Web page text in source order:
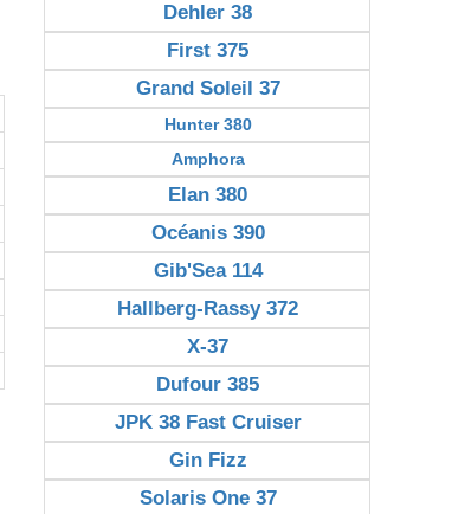
Dehler 38
First 375
Grand Soleil 37
Hunter 380
Amphora
Elan 380
Océanis 390
Gib'Sea 114
Hallberg-Rassy 372
X-37
Dufour 385
JPK 38 Fast Cruiser
Gin Fizz
Solaris One 37